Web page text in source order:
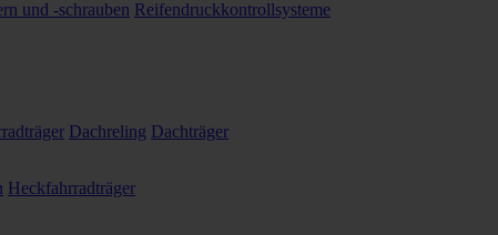
und -schrauben Reifendruckkontrollsysteme
Dachreling Dachträger
Heckfahrradträger